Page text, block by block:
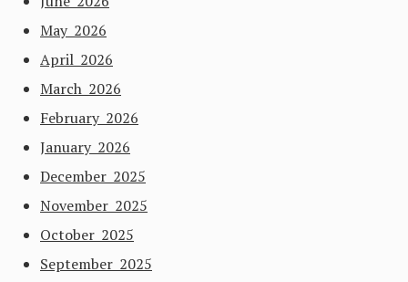
May 2026
April 2026
March 2026
February 2026
January 2026
December 2025
November 2025
October 2025
September 2025